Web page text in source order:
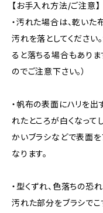
【お手入れ方法/ご注意】
・汚れた場合は、乾い
汚れを落としてください
ると落ちる場合もありま
のでご注意下さい。）
・帆布の表面にハリを出
れたところが白くなって
かいブラシなどで表面を
なります。
・型くずれ、色落ちの
汚れた部分をブラシでこ